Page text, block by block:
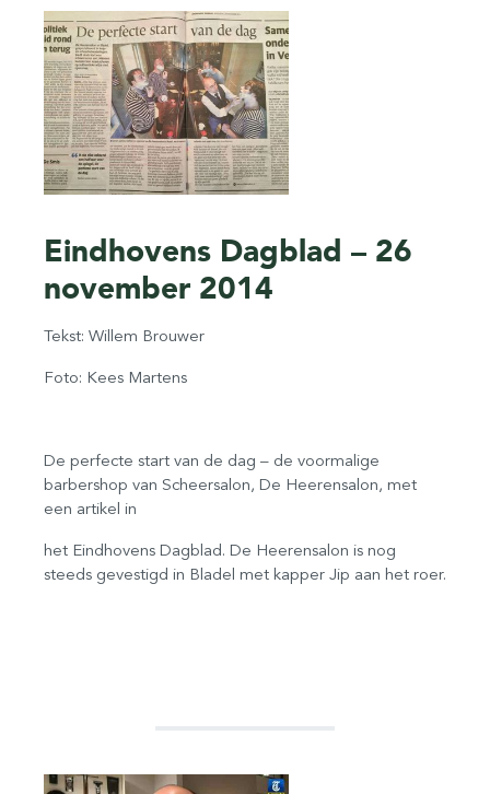
Eindhovens Dagblad – 26
november 2014
Tekst: Willem Brouwer
Foto: Kees Martens
De perfecte start van de dag – de voormalige
barbershop van Scheersalon, De Heerensalon, met
een artikel in
het Eindhovens Dagblad. De Heerensalon is nog
steeds gevestigd in Bladel met kapper Jip aan het roer.